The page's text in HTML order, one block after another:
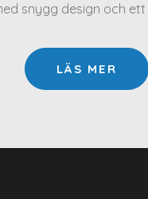
snygg design och
LÄS MER